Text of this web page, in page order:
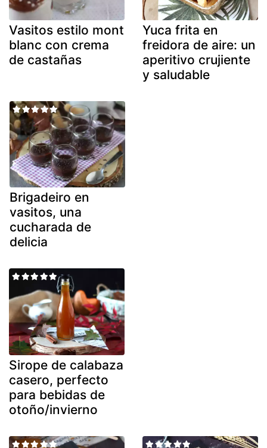
Vasitos estilo mont
blanc con crema
de castañas
Yuca frita en
freidora de aire: un
aperitivo crujiente
y saludable
Brigadeiro en
vasitos, una
cucharada de
delicia
Sirope de calabaza
casero, perfecto
para bebidas de
otoño/invierno